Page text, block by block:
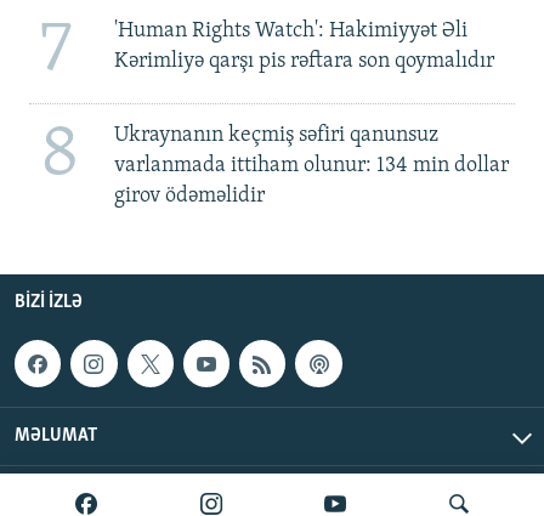
7
'Human Rights Watch': Hakimiyyət Əli
Kərimliyə qarşı pis rəftara son qoymalıdır
8
Ukraynanın keçmiş səfiri qanunsuz
varlanmada ittiham olunur: 134 min dollar
girov ödəməlidir
BIZI IZLƏ
MƏLUMAT
AzadlıqRadiosu © 2026 Inc. | Bütün hüquqlar qorunur